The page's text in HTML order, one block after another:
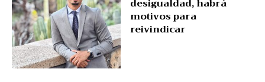
desigualdad, habrá
motivos para
reivindicar